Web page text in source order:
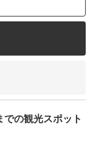
の観光スポット